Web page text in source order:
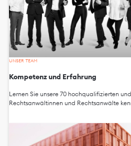
UNSER TEAM
Kompetenz und Erfahrung
Lernen Sie unsere 70 hochqualifizierten
Rechtsanwältinnen und Rechtsanwälte